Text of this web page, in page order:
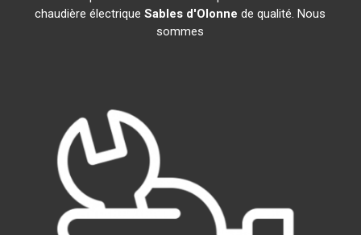
chaudière électriqueSables d'Olonne de qualité. Nous
sommes